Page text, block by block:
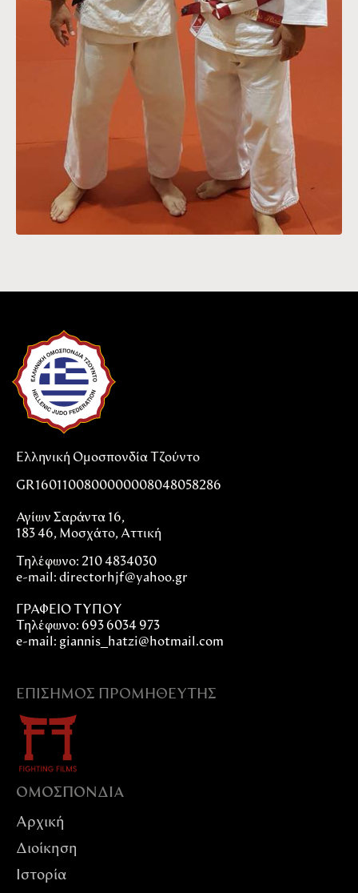
Ελληνική Ομοσπονδία Τζούντο
GR1601100800000008048058286
Αγίων Σαράντα 16,
183 46, Μοσχάτο, Αττική
Τηλέφωνο: 210 4834030
e-mail: directorhjf@yahoo.gr
ΓΡΑΦΕΙΟ ΤΥΠΟΥ
Τηλέφωνο: 693 6034 973
e-mail: giannis_hatzi@hotmail.com
ΕΠΊΣΗΜΟΣ ΠΡΟΜΗΘΕΥΤΉΣ
ΟΜΟΣΠΟΝΔIΑ
Αρχική
Διοίκηση
Ιστορία